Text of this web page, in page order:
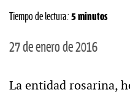
Tiempo de lectura: 5 minutos
27 de enero de 2016
La entidad rosarina,